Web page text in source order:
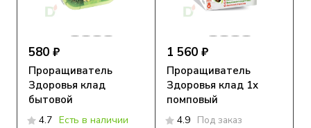
580 ₽
Проращиватель
Здоровья клад
бытовой
4.7 Есть в наличии
1 560 ₽
Проращиватель
Здоровья клад 1х
помповый
4.9 Под заказ